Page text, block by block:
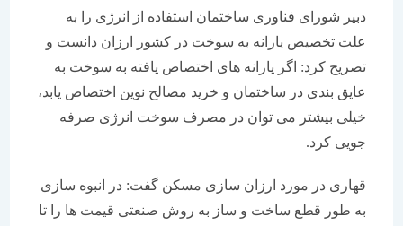
دبیر شورای فناوری ساختمان استفاده از انرژی را به
علت تخصیص یارانه به سوخت در کشور ارزان دانست و
تصریح کرد: اگر یارانه های اختصاص یافته به سوخت به
عایق بندی در ساختمان و خرید مصالح نوین اختصاص یابد،
خیلی بیشتر می توان در مصرف سوخت انرژی صرفه
جویی کرد.
قهاری در مورد ارزان سازی مسکن گفت: در انبوه سازی
به طور قطع ساخت و ساز به روش صنعتی قیمت ها را تا